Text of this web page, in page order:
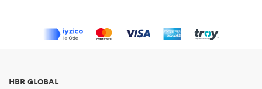
HBR GLOBAL